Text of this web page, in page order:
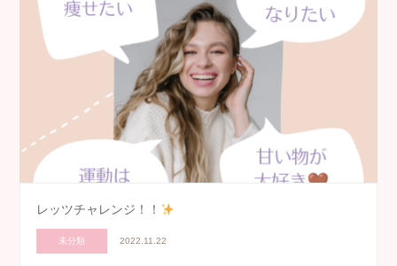
レッツチャレンジ！！
未分類 2022.11.22